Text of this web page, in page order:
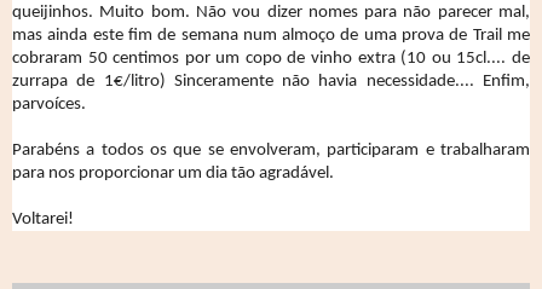
queijinhos. Muito bom. Não vou dizer nomes para não parecer mal,
mas ainda este fim de semana num almoço de uma prova de Trail me
cobraram 50 centimos por um copo de vinho extra (10 ou 15cl.... de
zurrapa de 1€/litro) Sinceramente não havia necessidade.... Enfim,
parvoíces.
Parabéns a todos os que se envolveram, participaram e trabalharam
para nos proporcionar um dia tão agradável.
Voltarei!